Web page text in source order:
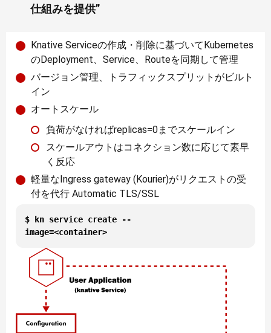
仕組みを提供”
Knative Serviceの作成・削除に基づいてKubernetes
のDeployment、Service、Routeを同期して管理
バージョン管理、トラフィックスプリットがビルト
イン
オートスケール
負荷がなければreplicas=0までスケールイン
スケールアウトはコネクション数に応じて素早
く反応
軽量なIngress gateway (Kourier)がリクエストの受
付を代行 Automatic TLS/SSL
$ kn service create --